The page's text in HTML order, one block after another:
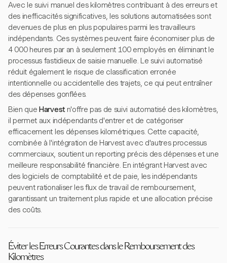
Avec le suivi manuel des kilomètres contribuant à des erreurs et
des inefficacités significatives, les solutions automatisées sont
devenues de plus en plus populaires parmi les travailleurs
indépendants. Ces systèmes peuvent faire économiser plus de
4 000 heures par an à seulement 100 employés en éliminant le
processus fastidieux de saisie manuelle. Le suivi automatisé
réduit également le risque de classification erronée
intentionnelle ou accidentelle des trajets, ce qui peut entraîner
des dépenses gonflées.
Bien queHarvestn'offre pas de suivi automatisé des kilomètres,
il permet aux indépendants d'entrer et de catégoriser
efficacement les dépenses kilométriques. Cette capacité,
combinée à l'intégration de Harvest avec d'autres processus
commerciaux, soutient un reporting précis des dépenses et une
meilleure responsabilité financière. En intégrant Harvest avec
des logiciels de comptabilité et de paie, les indépendants
peuvent rationaliser les flux de travail de remboursement,
garantissant un traitement plus rapide et une allocation précise
des coûts.
Éviter les Erreurs Courantes dans le Remboursement des
Kilomètres